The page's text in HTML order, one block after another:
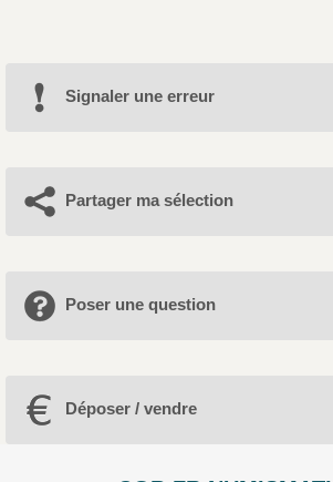
Signaler une erreur
Partager ma sélection
Poser une question
Déposer / vendre